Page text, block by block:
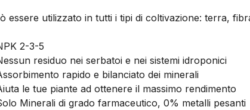
essere utilizzato in tutti i tipi di coltivazione: terra,
2-3-5
residuo nei serbatoi e nei sistemi idroponici
rapido e bilanciato dei minerali
le tue piante ad ottenere il massimo rendimento
Minerali di grado farmaceutico, 0% metalli pesanti